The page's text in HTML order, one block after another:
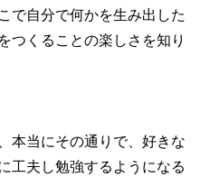
で自分で何かを生み出した
つくることの楽しさを知り
本当にその通りで、好きな
工夫し勉強するようになる